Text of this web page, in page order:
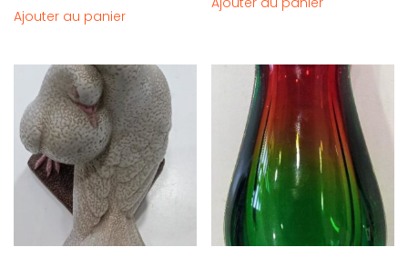
Ajouter au panier